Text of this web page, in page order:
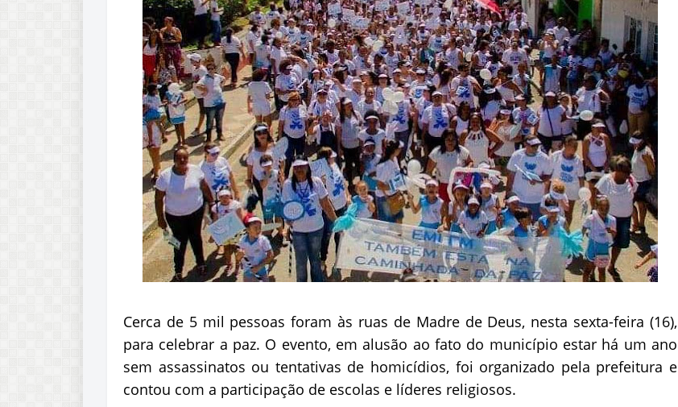
Cerca de 5 mil pessoas foram às ruas de Madre de Deus, nesta sexta-feira (16),
para celebrar a paz. O evento, em alusão ao fato do município estar há um ano
sem assassinatos ou tentativas de homicídios, foi organizado pela prefeitura e
contou com a participação de escolas e líderes religiosos.